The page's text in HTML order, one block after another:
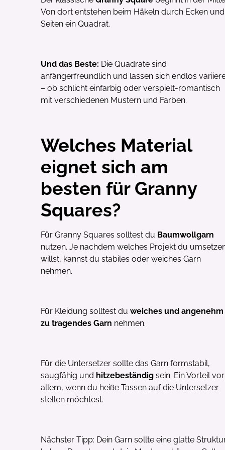
Von dort entstehen beim Häkeln durch Ecken und
Seiten ein Quadrat.
Und das Beste: Die Quadrate sind
anfängerfreundlich und lassen sich endlos
– ob schlicht einfarbig oder verspielt-romantisch
mit verschiedenen Mustern und Farben.
Welches Material
eignet sich am
besten für Granny
Squares?
Für Granny Squares solltest du Baumwollgarn
nutzen. Je nachdem welches Projekt du
willst, kannst du stabiles oder weiches Garn
nehmen.
Für Kleidung solltest du weiches und angenehm
zu tragendes Garn nehmen.
Für die Untersetzer sollte das Garn formstabil,
saugfähig und hitzebeständig sein. Ein Vorteil vor
allem, wenn du heiße Tassen auf die Untersetzer
stellen möchtest.
Nächster Tipp: Dein Garn sollte eine glatte